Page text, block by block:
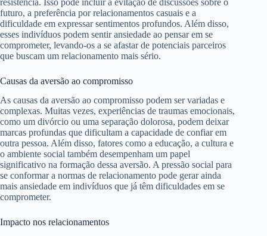
futuro, a preferência por relacionamentos casuais e a
dificuldade em expressar sentimentos profundos. Além disso,
esses indivíduos podem sentir ansiedade ao pensar em se
comprometer, levando-os a se afastar de potenciais parceiros
que buscam um relacionamento mais sério.
Causas da aversão ao compromisso
As causas da aversão ao compromisso podem ser variadas e
complexas. Muitas vezes, experiências de traumas emocionais,
como um divórcio ou uma separação dolorosa, podem deixar
marcas profundas que dificultam a capacidade de confiar em
outra pessoa. Além disso, fatores como a educação, a cultura e
o ambiente social também desempenham um papel
significativo na formação dessa aversão. A pressão social para
se conformar a normas de relacionamento pode gerar ainda
mais ansiedade em indivíduos que já têm dificuldades em se
comprometer.
Impacto nos relacionamentos